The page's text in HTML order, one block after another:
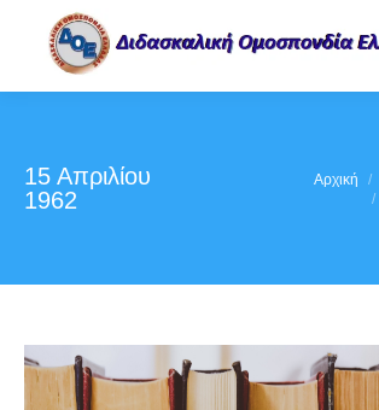
15 Απριλίου
1962
Αρχική